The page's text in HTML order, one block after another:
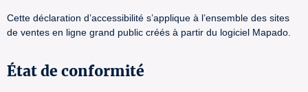
Cette déclaration d’accessibilité s’applique à l’ensemble des sites
de ventes en ligne grand public créés à partir du logiciel Mapado.
État de conformité